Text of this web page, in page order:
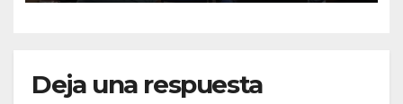
Deja una respuesta